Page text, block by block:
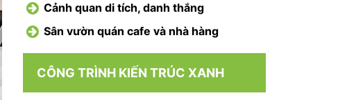
Cảnh quan di tích, danh thắng
Sân vườn quán cafe và nhà hàng
CÔNG TRÌNH KIẾN TRÚC XANH